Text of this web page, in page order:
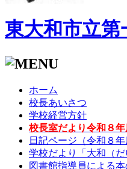
東大和市立第
ホーム
校長あいさつ
学校経営方針
校長室だより令和８年
日記ページ（令和８年
学校だより「大和（だ
図書館指導員による